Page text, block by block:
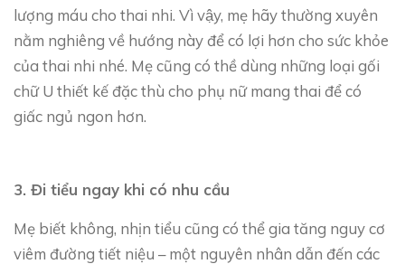
lượng máu cho thai nhi. Vì vậy, mẹ hãy thường xuyên
nằm nghiêng về hướng này để có lợi hơn cho sức khỏe
của thai nhi nhé. Mẹ cũng có thề dùng những loại gối
chữ U thiết kế đặc thù cho phụ nữ mang thai để có
giấc ngủ ngon hơn.
3. Đi tiểu ngay khi có nhu cầu
Mẹ biết không, nhịn tiểu cũng có thể gia tăng nguy cơ
viêm đường tiết niệu – một nguyên nhân dẫn đến các